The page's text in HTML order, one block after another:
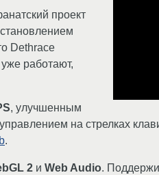
проект
Dethrace
работают,
, улучшенным
на стрелках
.
2 и Web Audio.